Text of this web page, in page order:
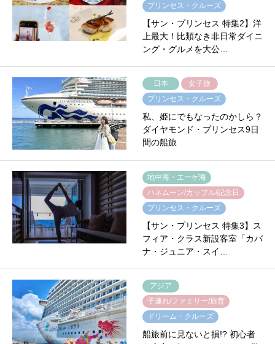
プリンセス・クルーズ
【サン・プリンセス 特集2】洋
上最大！比類なき非日常ダイニ
ング・グルメを大公…
日本
女子旅
プリンセス・クルーズ
私、姫にでもなったのかしら？
ダイヤモンド・プリンセス9日
間の船旅
地中海・エーゲ海
ハネムーン/カップル/記念日
プリンセス・クルーズ
【サン・プリンセス 特集3】ス
フィア・クラス新設客室「カバ
ナ・ジュニア・スイ…
アジア
子連れ/ファミリー/旅育
ドリーム・クルーズ
船旅前に見ないと損!? 初心者